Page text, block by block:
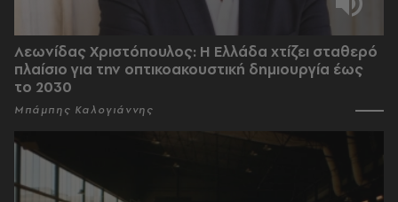
Λεωνίδας Χριστόπουλος: Η Ελλάδα χτίζει σταθερό
πλαίσιο για την οπτικοακουστική δημιουργία έως
το 2030
Μπάμπης Καλογιάννης